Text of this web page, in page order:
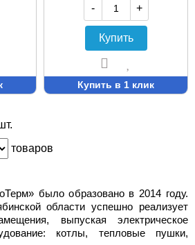
-
+
Купить
Купить в 1 клик
товаров
было образовано в 2014 году.
области успешно реализует
выпуская электрическое
котлы, тепловые пушки,